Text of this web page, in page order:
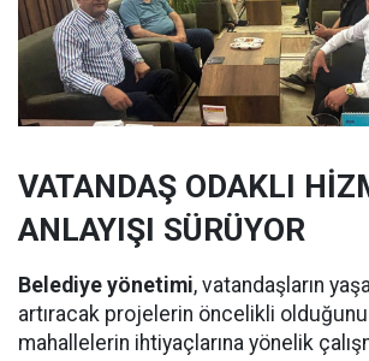
VATANDAŞ ODAKLI
ANLAYIŞI SÜRÜYOR
Belediye yönetimi, vatandaşların
artıracak projelerin öncelikli
mahallelerin ihtiyaçlarına yönelik